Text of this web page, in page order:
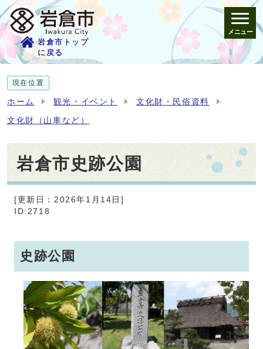
岩倉市トップ
に戻る
メニュー
現在位置
ホーム 観光・イベント 文化財・民俗資料
文化財（山車など）
岩倉市史跡公園
[更新日：2026年1月14日]
ID:2718
史跡公園